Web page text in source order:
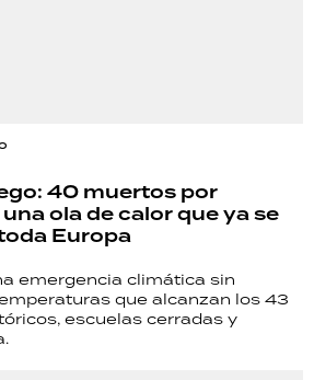
40 muertos por
ola de calor que ya se
Europa
emergencia climática sin
que alcanzan los 43
escuelas cerradas y